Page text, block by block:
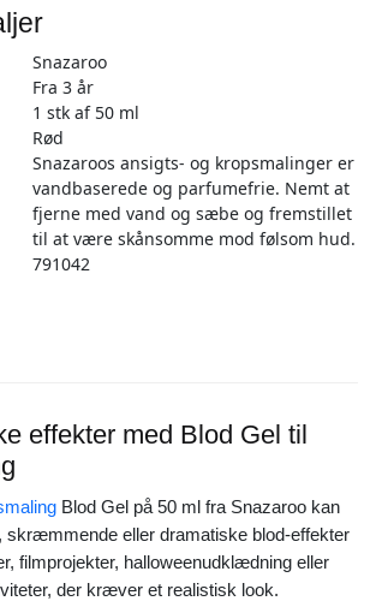
Snazaroo
Fra 3 år
1 stk af 50 ml
Rød
Snazaroos ansigts- og kropsmalinger er
vandbaserede og parfumefrie. Nemt at
fjerne med vand og sæbe og fremstillet
til at være skånsomme mod følsom hud.
791042
effekter med Blod Gel til
Blod Gel på 50 ml fra Snazaroo kan
skræmmende eller dramatiske blod-effekter
filmprojekter, halloweenudklædning eller
der kræver et realistisk look.